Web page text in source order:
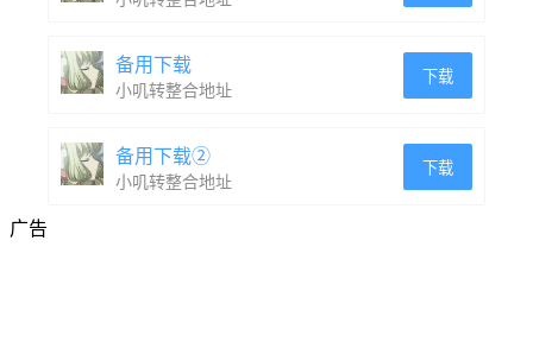
备用下载
小叽转整合地址
下载
备用下载②
小叽转整合地址
下载
广告